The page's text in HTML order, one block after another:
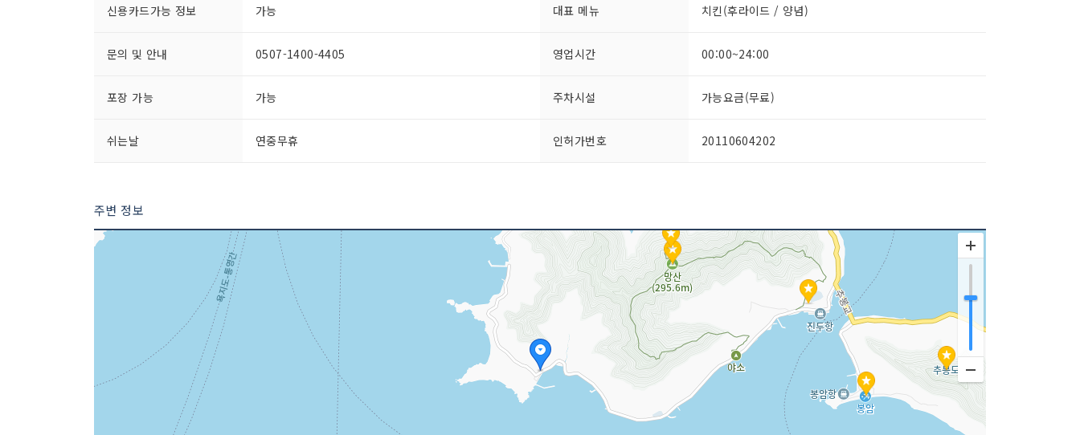
신용카드가능 정보 가능 대표 메뉴 치킨(후라이드 / 양념)
문의 및 안내 0507-1400-4405 영업시간 00:00~24:00
포장 가능 가능 주차시설 가능요금(무료)
쉬는날 연중무휴 인허가번호 20110604202
주변 정보